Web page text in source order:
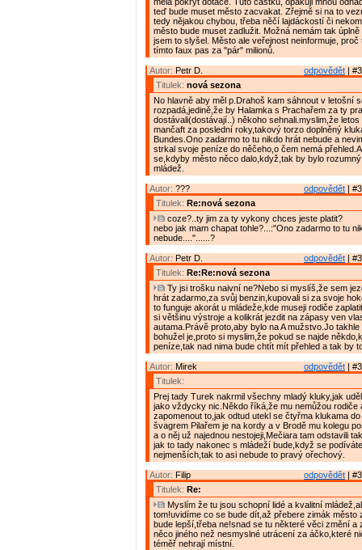
teď bude muset město zacvakat. Zřejmě si na to
tedy nějakou chybou, třeba něčí lajdáckostí či
město bude muset zadlužit. Možná nemám tak
jsem to slyšel. Město ale veřejnost neinformuje, proč
tímto faux pas za "pár" milionů.
odpovědět |
Autor: Petr D.
Titulek: nová sezona
No hlavně aby měl p.Drahoš kam sáhnout v letošní
rozpadá,jedině,že by Halamka s Prachařem za ty
dostávali(dostávají..) někoho sehnali.myslim,že
mančaft za poslední roky,takový torzo doplněný
Bundes.Ono zadarmo to tu nikdo hrát nebude a
strkal svoje peníze do něčeho,o čem nemá
se,kdyby město něco dalo,když,tak by bylo rozumný
mládež.
odpovědět |
Autor: ???
Titulek: Re:nová sezona
coze?..ty jim za ty vykony chces jeste platit?
nebo jak mam chapat tohle?...:"Ono zadarmo to tu
nebude...."......?
odpovědět |
Autor: Petr D.
Titulek: Re:Re:nová sezona
Ty jsi trošku naivní ne?Nebo si myslíš,že sem
hrát zadarmo,za svůj benzin,kupovali si za svoje
to funguje akorát u mládeže,kde museji rodiče
si většinu výstroje a kolikrát jezdit na zápasy ven
autama.Právě proto,aby bylo na A mužstvo.Jo
bohužel je,proto si myslim,že pokud se najde
peníze,tak nad nima bude chtít mít přehled a tak by
odpovědět |
Autor: Mirek
Titulek:
Prej tady Turek nakrmil všechny mladý kluky,jak
jako vždycky nic.Někdo říká,že mu nemůžou rodiče
zapomenout to,jak odtud utekl se čtyřma klukama
švagrem Pilařem je na kordy a v Brodě mu kolegu
a o něj už najednou nestojeji,Mečiara tam odstavili
jak to tady nakonec s mládeží bude,když se
nejmenších,tak to asi nebude to pravý ořechový.
odpovědět |
Autor: Filip
Titulek: Re:
Myslím že tu jsou schopní lidé a kvalitní
tom!uvidíme co se bude dít,až přebere zimák město
bude lepší,třeba ne!snad se tu některé věci změní a
něco jiného než nesmyslné utrácení za áčko,které
téměř nehrají místní.